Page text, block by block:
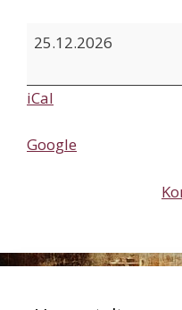
1.25.12.2026
iCal
Google